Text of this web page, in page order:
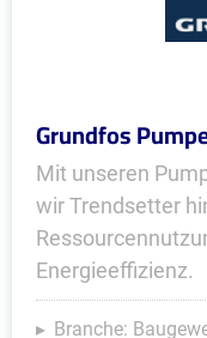
Grundfos
Mit unseren
wir Trendsetter
Energieeffizienz.
Branche: